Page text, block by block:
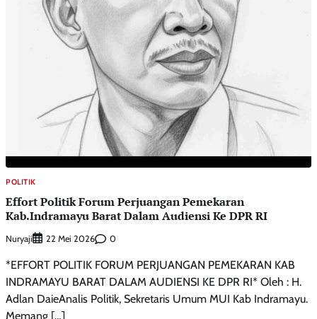
POLITIK
Effort Politik Forum Perjuangan Pemekaran
Kab.Indramayu Barat Dalam Audiensi Ke DPR RI
Nuryaji 22 Mei 2026 0
*EFFORT POLITIK FORUM PERJUANGAN PEMEKARAN KAB
INDRAMAYU BARAT DALAM AUDIENSI KE DPR RI* Oleh : H.
Adlan DaieAnalis Politik, Sekretaris Umum MUI Kab Indramayu.
Memang […]